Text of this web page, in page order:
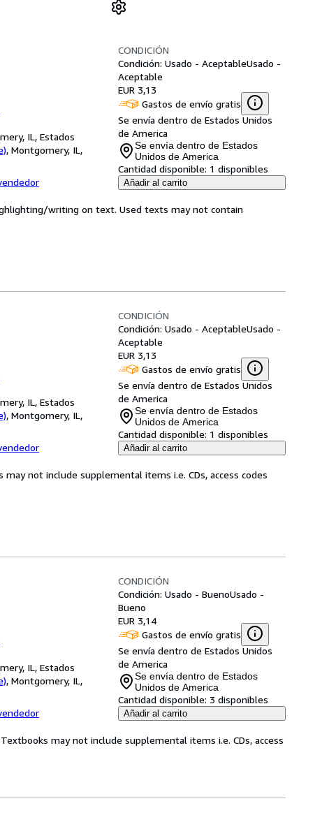
IL, Estados
, Montgomery, IL,
CONDICIÓN
Condición: Usado - AceptableUsado -
Aceptable
EUR 3,13
Gastos de envío gratis
Se envía dentro de Estados Unidos
de America
Se envía dentro de Estados
Unidos de America
Cantidad disponible: 1 disponibles
Añadir al carrito
writing on text. Used texts may not contain
IL, Estados
, Montgomery, IL,
CONDICIÓN
Condición: Usado - AceptableUsado -
Aceptable
EUR 3,13
Gastos de envío gratis
Se envía dentro de Estados Unidos
de America
Se envía dentro de Estados
Unidos de America
Cantidad disponible: 1 disponibles
Añadir al carrito
not include supplemental items i.e. CDs, access codes
IL, Estados
, Montgomery, IL,
CONDICIÓN
Condición: Usado - BuenoUsado -
Bueno
EUR 3,14
Gastos de envío gratis
Se envía dentro de Estados Unidos
de America
Se envía dentro de Estados
Unidos de America
Cantidad disponible: 3 disponibles
Añadir al carrito
may not include supplemental items i.e. CDs, access